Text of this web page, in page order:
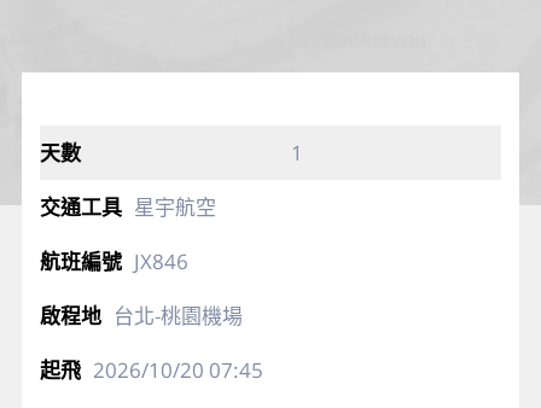
1
星宇航空
JX846
台北-桃園機場
2026/10/20 07:45